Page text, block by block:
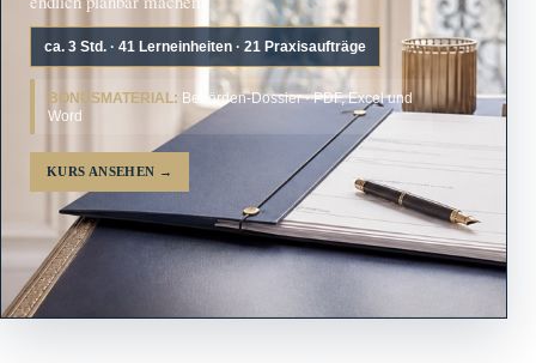
ca. 3 Std. · 41 Lerneinheiten · 21 Praxisaufträge
BONUSMATERIAL: Behörden-Dossier · PDF, Excel und
Word
KURS ANSEHEN →